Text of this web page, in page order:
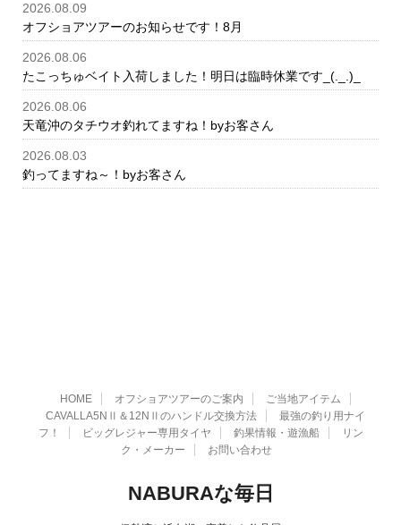
2026.08.09
オフショアツアーのお知らせです！8月
2026.08.06
たこっちゅベイト入荷しました！明日は臨時休業です_(._.)_
2026.08.06
天竜沖のタチウオ釣れてますね！byお客さん
2026.08.03
釣ってますね～！byお客さん
HOME オフショアツアーのご案内
ご当地アイテム
CAVALLA5NⅡ＆12NⅡのハンドル交換方法
最強の釣り用ナイ
フ！
ビッグレジャー専用タイヤ 釣果情報・遊漁船
リン
ク・メーカー
お問い合わせ
NABURAな毎日